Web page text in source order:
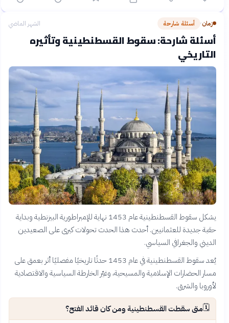
زمان› أسئلة شارحة الشهر الماضي
أسئلة شارحة: سقوط القسطنطينية وتأثيره
التاريخي
يشكل سقوط القسطنطينية عام 1453 نهاية للإمبراطورية البيزنطية وبداية
حقبة جديدة للعثمانيين. أحدث هذا الحدث تحولات كبرى على الصعيدين
الديني والجغرافي السياسي.
يُعد سقوط القسطنطينية في عام 1453 حدثًا تاريخيًا مفصليًا أثر بعمق على
مسار الحضارات الإسلامية والمسيحية، وغيّر الخارطة السياسية والاقتصادية
لأوروبا والشرق.
🗓️متى سقطت القسطنطينية ومن كان قائد الفتح؟